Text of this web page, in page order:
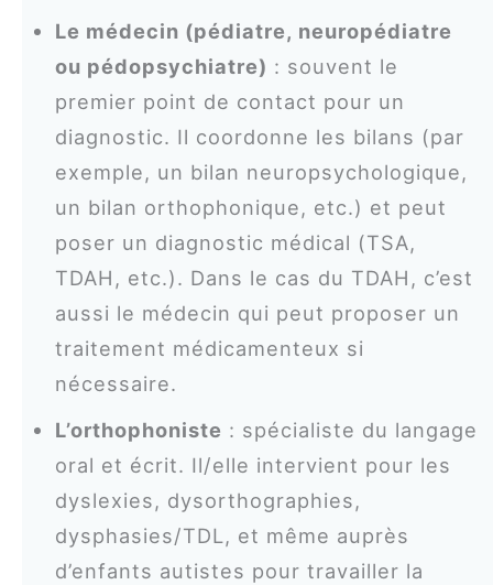
Le médecin (pédiatre, neuropédiatre
ou pédopsychiatre) : souvent le
premier point de contact pour un
diagnostic. Il coordonne les bilans (par
exemple, un bilan neuropsychologique,
un bilan orthophonique, etc.) et peut
poser un diagnostic médical (TSA,
TDAH, etc.). Dans le cas du TDAH, c’est
aussi le médecin qui peut proposer un
traitement médicamenteux si
nécessaire.
L’orthophoniste : spécialiste du langage
oral et écrit. Il/elle intervient pour les
dyslexies, dysorthographies,
dysphasies/TDL, et même auprès
d’enfants autistes pour travailler la